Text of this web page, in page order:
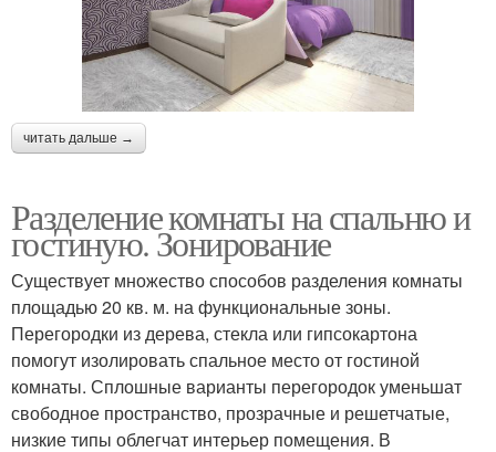
читать дальше →
Разделение комнаты на спальню и
гостиную. Зонирование
Существует множество способов разделения комнаты
площадью 20 кв. м. на функциональные зоны.
Перегородки из дерева, стекла или гипсокартона
помогут изолировать спальное место от гостиной
комнаты. Сплошные варианты перегородок уменьшат
свободное пространство, прозрачные и решетчатые,
низкие типы облегчат интерьер помещения. В